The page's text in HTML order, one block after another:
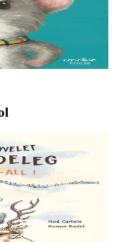
Brudet eo
logodenn ar vro. Un
oc'h ober
kemend-all ! Biken
Biken ne zebro ar